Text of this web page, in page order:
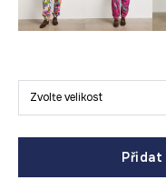
Zvolte velikost
Přidat